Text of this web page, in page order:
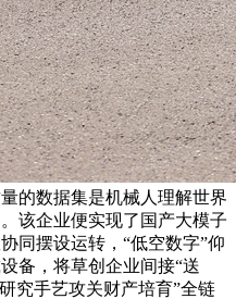
的数据集是机械人理解世界
该企业便实现了国产大模子
同摆设运转，“低空数字”仰
备，将草创企业间接“送
究手艺攻关财产培育”全链